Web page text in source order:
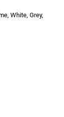
White, Grey,